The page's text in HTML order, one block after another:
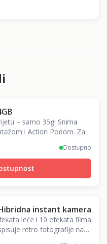
– samo 35g! Snima
i Action Podom. Za
Dostupno
instant kamera
leće i 10 efekata filma
retro fotografije na